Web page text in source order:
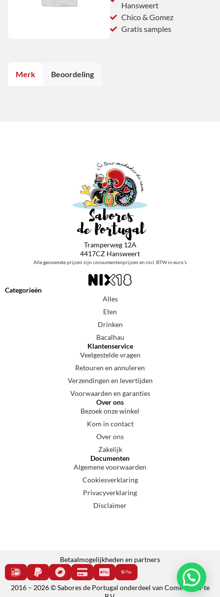
Hansweert
Chico & Gomez
Gratis samples
Merk Beoordeling
Tramperweg 12A
4417CZ Hansweert
Alle genoemde prijzen zijn consumentenprijzen en incl. BTW in euro’s
Categorieën
Alles
Eten
Drinken
Bacalhau
Klantenservice
Veelgestelde vragen
Retouren en annuleren
Verzendingen en levertijden
Voorwaarden en garanties
Over ons
Bezoek onze winkel
Kom in contact
Over ons
Zakelijk
Documenten
Algemene voorwaarden
Cookiesverklaring
Privacyverklaring
Disclaimer
Betaalmogelijkheden en partners
2016 – 2026 © Sabores de Portugal onderdeel van Come e cala-te